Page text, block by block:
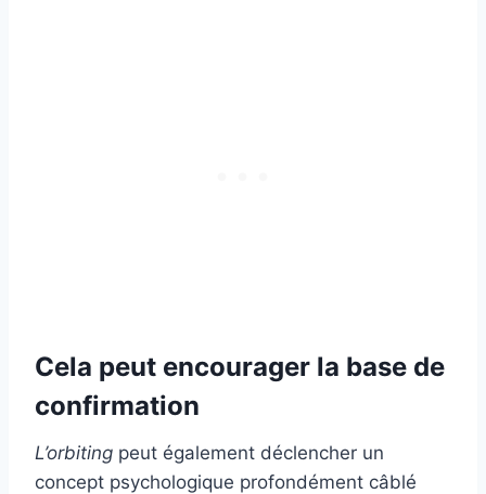
Cela peut encourager la base de
confirmation
L’orbiting peut également déclencher un
concept psychologique profondément câblé